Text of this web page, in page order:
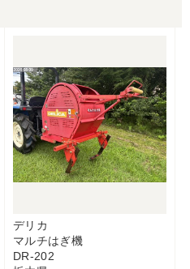
デリカ
マルチはぎ機
DR-202